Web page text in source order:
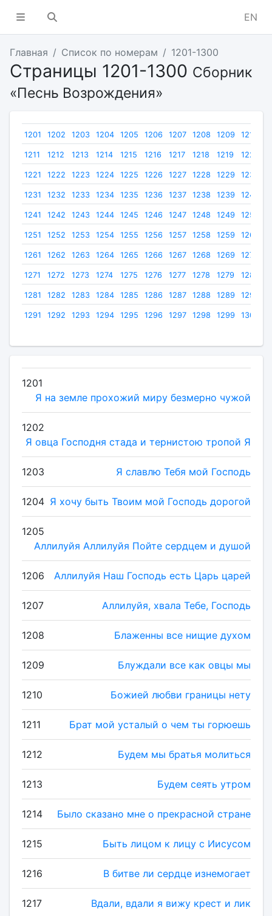
EN
Главная Список по номерам 1201-1300
Страницы 1201-1300 Сборник
«Песнь Возрождения»
1201 1202 1203 1204 1205 1206 1207 1208 1209 1210
1211 1212 1213 1214 1215 1216 1217 1218 1219 1220
1221 1222 1223 1224 1225 1226 1227 1228 1229 1230
1231 1232 1233 1234 1235 1236 1237 1238 1239 1240
1241 1242 1243 1244 1245 1246 1247 1248 1249 1250
1251 1252 1253 1254 1255 1256 1257 1258 1259 1260
1261 1262 1263 1264 1265 1266 1267 1268 1269 1270
1271 1272 1273 1274 1275 1276 1277 1278 1279 1280
1281 1282 1283 1284 1285 1286 1287 1288 1289 1290
1291 1292 1293 1294 1295 1296 1297 1298 1299 1300
1201
Я на земле прохожий миру безмерно чужой
1202
Я овца Господня стада и тернистою тропой Я
1203 Я славлю Тебя мой Господь
1204 Я хочу быть Твоим мой Господь дорогой
1205
Аллилуйя Аллилуйя Пойте сердцем и душой
1206 Аллилуйя Наш Господь есть Царь царей
1207 Аллилуйя, хвала Тебе, Господь
1208 Блаженны все нищие духом
1209 Блуждали все как овцы мы
1210 Божией любви границы нету
1211 Брат мой усталый о чем ты горюешь
1212 Будем мы братья молиться
1213 Будем сеять утром
1214 Было сказано мне о прекрасной стране
1215 Быть лицом к лицу с Иисусом
1216 В битве ли сердце изнемогает
1217 Вдали, вдали я вижу крест и лик